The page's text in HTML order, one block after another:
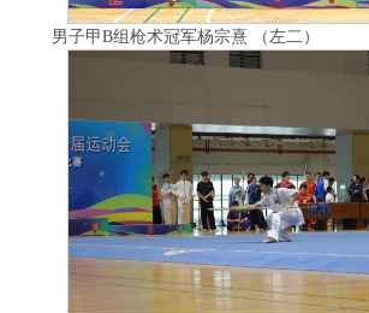
男子甲B组枪术冠军杨宗熹 （左二）